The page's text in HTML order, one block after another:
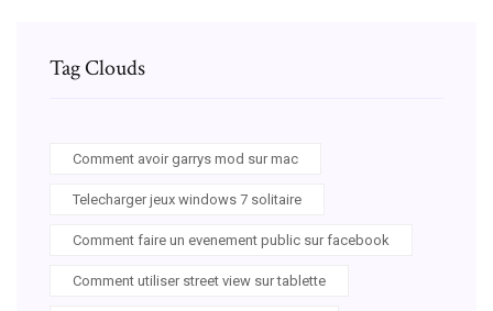
Tag Clouds
Comment avoir garrys mod sur mac
Telecharger jeux windows 7 solitaire
Comment faire un evenement public sur facebook
Comment utiliser street view sur tablette